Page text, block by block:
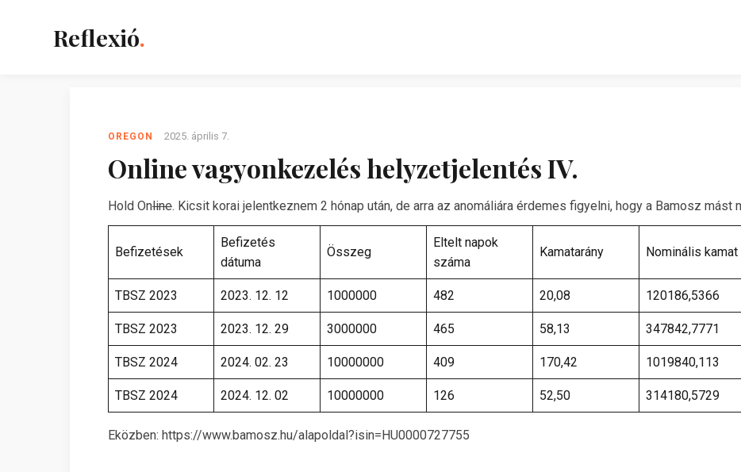
Reflexió.
OREGON 2025. április 7.
Online vagyonkezelés helyzetjelentés IV.
Hold Online. Kicsit korai jelentkeznem 2 hónap után, de arra az anomáliára érdemes figyelni, hogy a Bamosz mást
Befizetések
Befizetés
dátuma
Összeg
Eltelt napok
száma
Kamatarány Nominális kamat
TBSZ 2023 2023. 12. 12 1000000 482 20,08 120186,5366
TBSZ 2023 2023. 12. 29 3000000 465 58,13 347842,7771
TBSZ 2024 2024. 02. 23 10000000 409 170,42 1019840,113
TBSZ 2024 2024. 12. 02 10000000 126 52,50 314180,5729
Eközben: https://www.bamosz.hu/alapoldal?isin=HU0000727755